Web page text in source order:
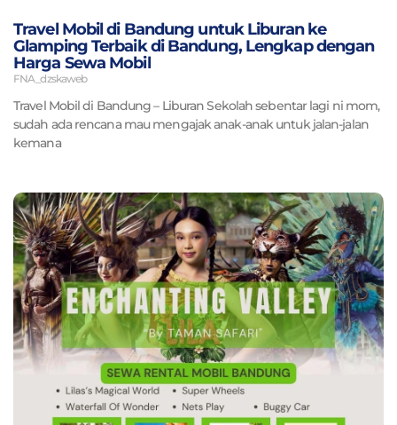
Travel Mobil di Bandung untuk Liburan ke
Glamping Terbaik di Bandung, Lengkap dengan
Harga Sewa Mobil
FNA_dzskaweb
Travel Mobil di Bandung – Liburan Sekolah sebentar lagi ni mom,
sudah ada rencana mau mengajak anak-anak untuk jalan-jalan
kemana